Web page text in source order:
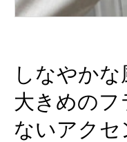
しなやか
大きめの
ないアク